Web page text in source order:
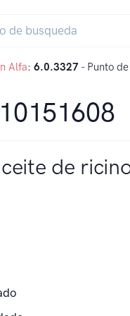
Alfa: 6.0.3327 - Punto
de